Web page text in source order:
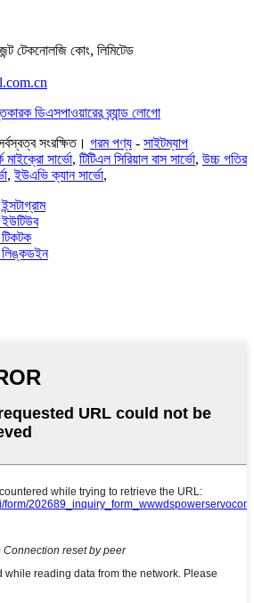
টেকনোলজি কোং, লিমিটেড
সংরক্ষিত। গরম পণ্য - সাইটম্যাপ
মাইক্রো সার্ভো, টিটিএল সিরিয়াল বাস সার্ভো, উচ্চ গতির
,ইউএভি ক্যান সার্ভো,